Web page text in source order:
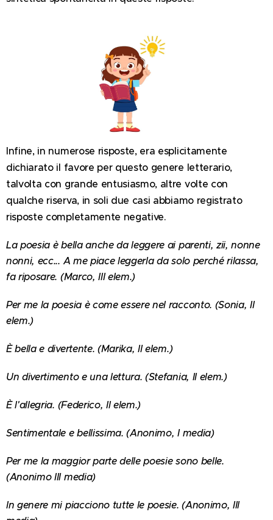
Infine, in numerose risposte, era esplicitamente
dichiarato il favore per questo genere letterario,
talvolta con grande entusiasmo, altre volte con
qualche riserva, in soli due casi abbiamo registrato
risposte completamente negative.
La poesia è bella anche da leggere ai parenti, zii, nonne
nonni, ecc... A me piace leggerla da solo perché rilassa,
fa riposare. (Marco, III elem.)
Per me la poesia è come essere nel racconto. (Sonia, II
elem.)
È bella e divertente. (Marika, II elem.)
Un divertimento e una lettura. (Stefania, II elem.)
È l'allegria. (Federico, Il elem.)
Sentimentale e bellissima. (Anonimo, I media)
Per me la maggior parte delle poesie sono belle.
(Anonimo III media)
In genere mi piacciono tutte le poesie. (Anonimo, III